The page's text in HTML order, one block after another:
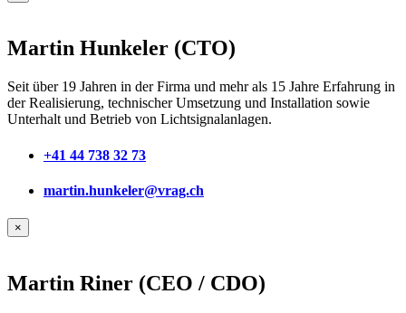
Martin Hunkeler (CTO)
Seit über 19 Jahren in der Firma und mehr als 15 Jahre Erfahrung in
der Realisierung, technischer Umsetzung und Installation sowie
Unterhalt und Betrieb von Lichtsignalanlagen.
+41 44 738 32 73
martin.hunkeler@vrag.ch
×
Martin Riner (CEO / CDO)